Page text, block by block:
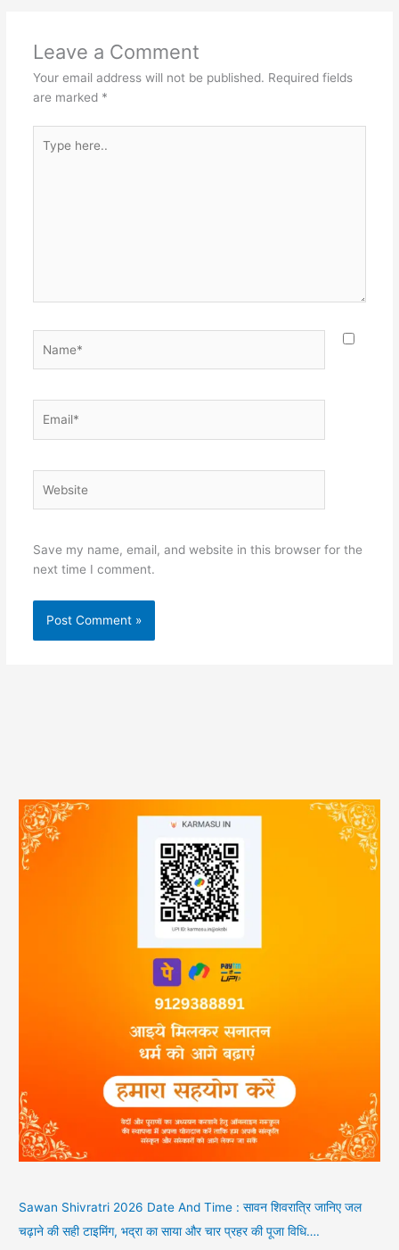
Leave a Comment
Your email address will not be published. Required fields
are marked *
here..
Save my name, email, and website in this browser for the
next time I comment.
Sawan Shivratri 2026 Date And Time : सावन शिवरात्रि जानिए जल
चढ़ाने की सही टाइमिंग, भद्रा का साया और चार प्रहर की पूजा विधि….